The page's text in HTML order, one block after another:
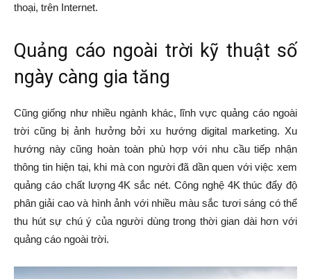
thoại, trên Internet.
Quảng cáo ngoài trời kỹ thuật số
ngày càng gia tăng
Cũng giống như nhiều ngành khác, lĩnh vực quảng cáo ngoài
trời cũng bị ảnh hưởng bởi xu hướng digital marketing. Xu
hướng này cũng hoàn toàn phù hợp với nhu cầu tiếp nhận
thông tin hiện tại, khi mà con người đã dần quen với việc xem
quảng cáo chất lượng 4K sắc nét. Công nghệ 4K thúc đẩy độ
phân giải cao và hình ảnh với nhiều màu sắc tươi sáng có thể
thu hút sự chú ý của người dùng trong thời gian dài hơn với
quảng cáo ngoài trời.